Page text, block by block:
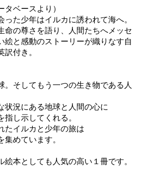
ベースより）
った少年はイルカに誘われて海へ。
命の尊さを語り、人間たちへメッセ
絵と感動のストーリーが織りなす自
付き。
。そしてもう一つの生き物である人
状況にある地球と人間の心に
し示してくれる。
たイルカと少年の旅は
めています。
絵本としても人気の高い１冊です。